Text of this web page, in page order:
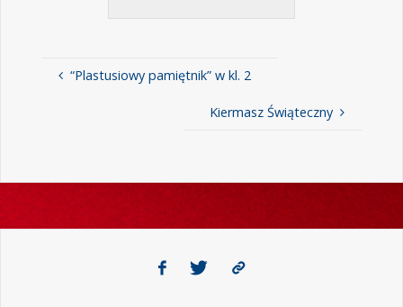
“Plastusiowy pamiętnik” w kl. 2
Kiermasz Świąteczny